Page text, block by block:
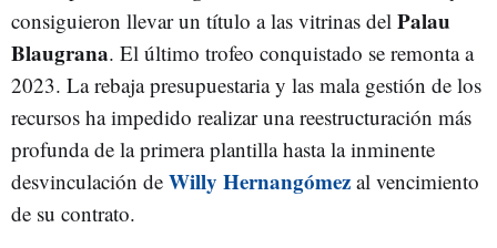
consiguieron llevar un título a las vitrinas del Palau
Blaugrana. El último trofeo conquistado se remonta a
2023. La rebaja presupuestaria y las mala gestión de los
recursos ha impedido realizar una reestructuración más
profunda de la primera plantilla hasta la inminente
desvinculación de Willy Hernangómez al vencimiento
de su contrato.